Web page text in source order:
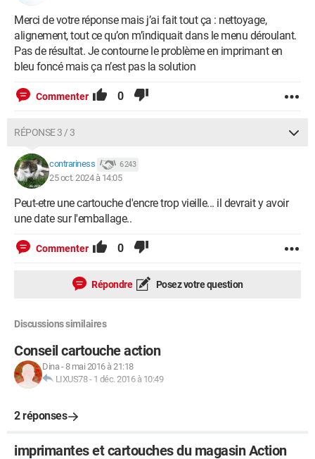
Merci de votre réponse mais j’ai fait tout ça : nettoyage,
alignement, tout ce qu’on m’indiquait dans le menu déroulant.
Pas de résultat. Je contourne le problème en imprimant en
bleu foncé mais ça n’est pas la solution
Commenter 0
RÉPONSE 3 / 3
contrariness 6 243
25 oct. 2024 à 14:05
Peut-etre une cartouche d'encre trop vieille... il devrait y avoir
une date sur l'emballage..
Commenter 0
Répondre Posez votre question
Discussions similaires
Conseil cartouche action
Dina-8 mai 2016 à 21:18
LIXUS78- 1 déc. 2016 à 10:49
2 réponses
imprimantes et cartouches du magasin Action